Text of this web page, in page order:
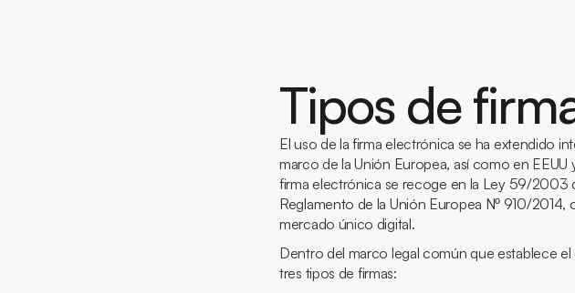
Tipos de
El uso de la firma electrónica se ha extendido
marco de la Unión Europea, así como en EEUU
firma electrónica se recoge en la Ley 59/2003
Reglamento de la Unión Europea Nº 910/
mercado único digital.
Dentro del marco legal común que establece
tres tipos de firmas: